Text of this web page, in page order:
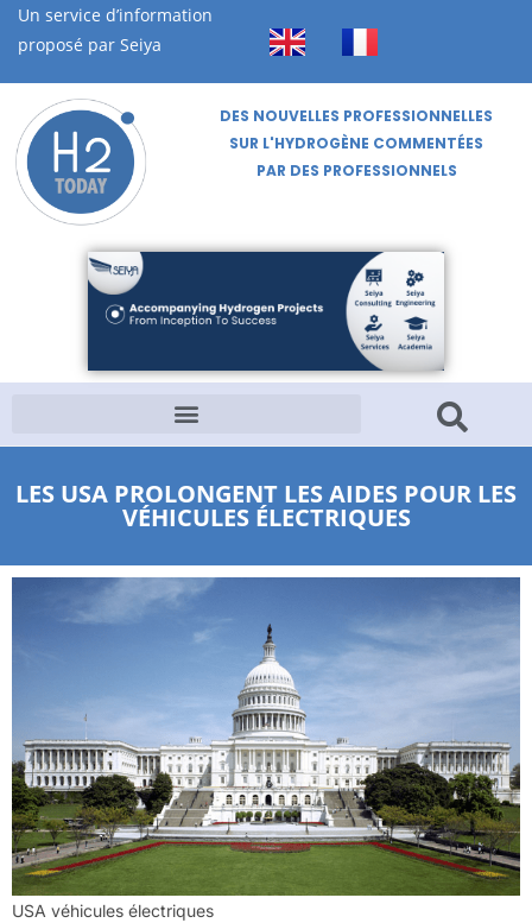
Un service d’information
proposé par Seiya
DES NOUVELLES PROFESSIONNELLES
SUR L'HYDROGÈNE COMMENTÉES
PAR DES PROFESSIONNELS
LES USA PROLONGENT LES AIDES POUR LES
VÉHICULES ÉLECTRIQUES
USA véhicules électriques